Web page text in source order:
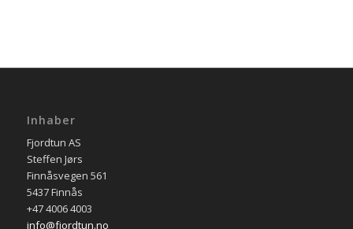
Inhaber
Fjordtun AS
Steffen Jørs
Finnåsvegen 561
5437 Finnås
+47 4006 4003
info@fjordtun.no